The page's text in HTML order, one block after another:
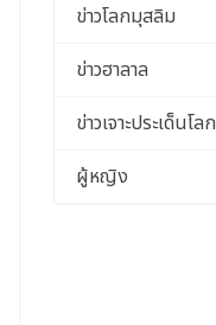
ข่าวโลกมุสลิม
ข่าวฮาลาล
ข่าวเจาะประเด็นโลก
ผู้หญิง